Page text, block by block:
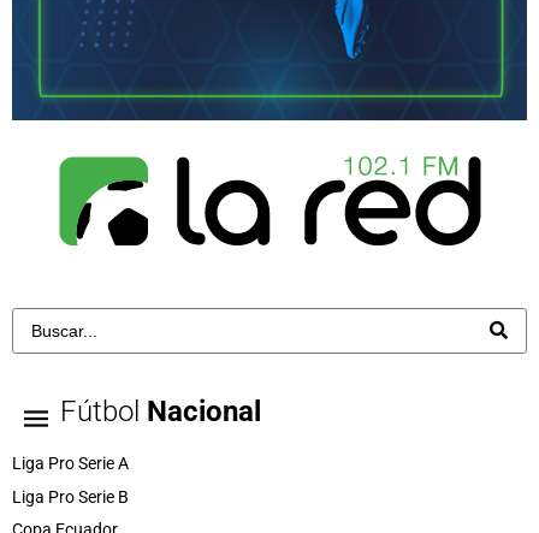
Fútbol Nacional
Liga Pro Serie A
Liga Pro Serie B